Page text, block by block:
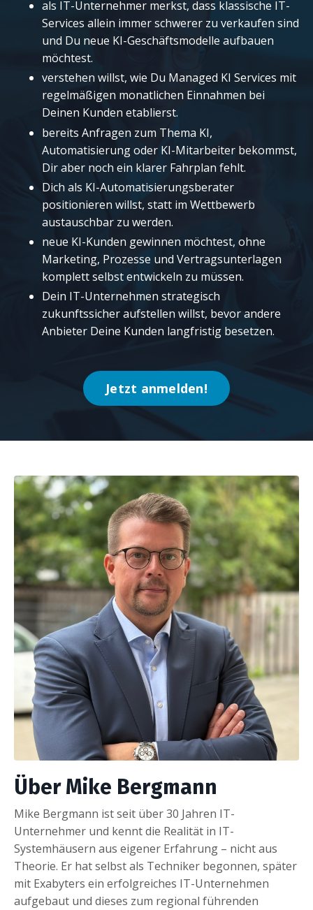
als IT-Unternehmer merkst, dass klassische IT-
Services allein immer schwerer zu verkaufen sind
und Du neue KI-Geschäftsmodelle aufbauen
möchtest.
verstehen willst, wie Du Managed KI Services mit
regelmäßigen monatlichen Einnahmen bei
Deinen Kunden etablierst.
bereits Anfragen zum Thema KI,
Automatisierung oder KI-Mitarbeiter bekommst,
Dir aber noch ein klarer Fahrplan fehlt.
Dich als KI-Automatisierungsberater
positionieren willst, statt im Wettbewerb
austauschbar zu werden.
neue KI-Kunden gewinnen möchtest, ohne
Marketing, Prozesse und Vertragsunterlagen
komplett selbst entwickeln zu müssen.
Dein IT-Unternehmen strategisch
zukunftssicher aufstellen willst, bevor andere
Anbieter Deine Kunden langfristig besetzen.
Jetzt anmelden!
Über Mike Bergmann
Mike Bergmann ist seit über 30 Jahren IT-
Unternehmer und kennt die Realität in IT-
Systemhäusern aus eigener Erfahrung – nicht aus
Theorie. Er hat selbst als Techniker begonnen, später
mit Exabyters ein erfolgreiches IT-Unternehmen
aufgebaut und dieses zum regional führenden